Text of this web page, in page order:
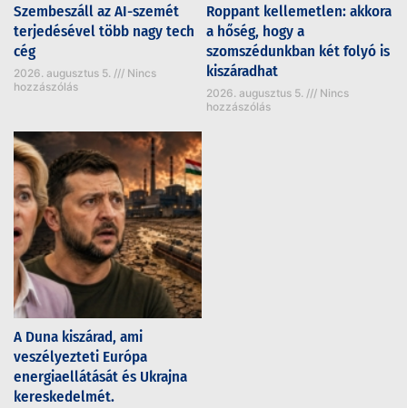
Szembeszáll az AI-szemét
terjedésével több nagy tech
cég
2026. augusztus 5.
Nincs
hozzászólás
Roppant kellemetlen: akkora
a hőség, hogy a
szomszédunkban két folyó is
kiszáradhat
2026. augusztus 5.
Nincs
hozzászólás
A Duna kiszárad, ami
veszélyezteti Európa
energiaellátását és Ukrajna
kereskedelmét.